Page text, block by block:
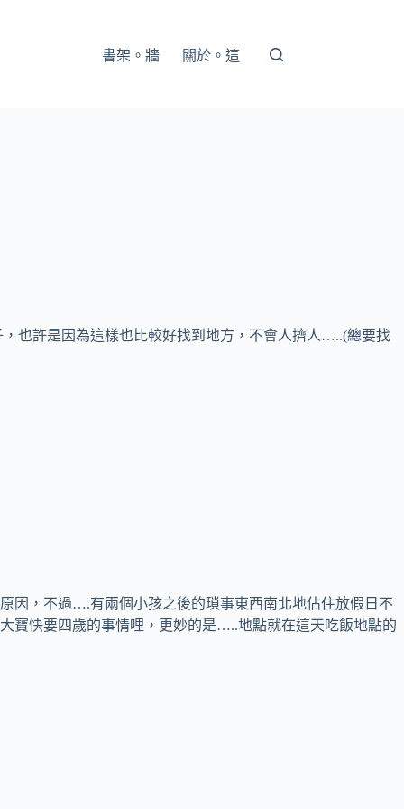
書架。牆 關於。這
也許是因為這樣也比較好找到地方，不會人擠人…..(總要找
因，不過….有兩個小孩之後的瑣事東西南北地佔住放假日不
寶快要四歲的事情哩，更妙的是…..地點就在這天吃飯地點的